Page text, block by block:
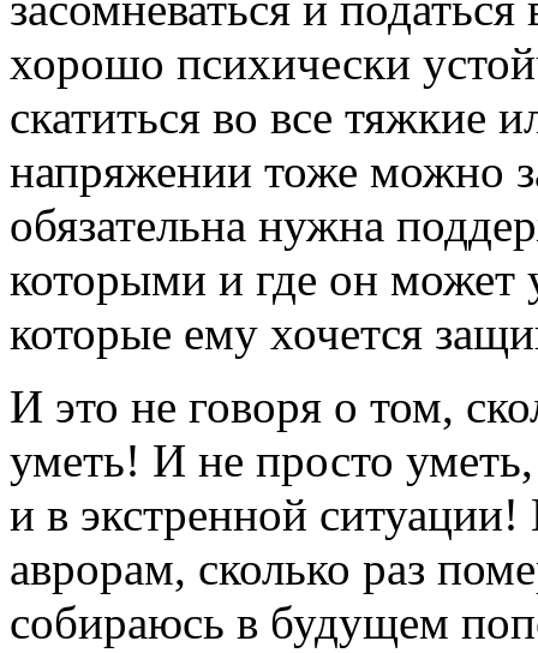
хорошо психически
скатиться во все тяжкие
напряжении тоже можно
обязательна нужна
которыми и где он может
которые ему хочется
И это не говоря о том,
уметь! И не просто
и в экстренной
аврорам, сколько раз
собираюсь в будущем